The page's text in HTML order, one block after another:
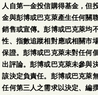
人自第一金投信購得基金，但
金與彭博或巴克萊產生任何關
銷售或宣傳。彭博或巴克萊均
性、指數追蹤相對應或相關市
保證。彭博或巴克萊未對任何
出評論。彭博或巴克萊未參與
該決定負責任。彭博或巴克萊
任何第三人之需求以決定、編